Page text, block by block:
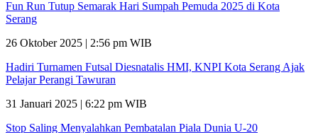
Fun Run Tutup Semarak Hari Sumpah Pemuda 2025 di Kota
Serang
26 Oktober 2025 | 2:56 pm WIB
Hadiri Turnamen Futsal Diesnatalis HMI, KNPI Kota Serang Ajak
Pelajar Perangi Tawuran
31 Januari 2025 | 6:22 pm WIB
Stop Saling Menyalahkan Pembatalan Piala Dunia U-20